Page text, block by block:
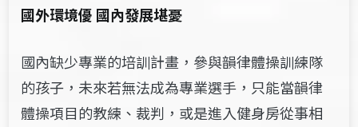
國外環境優 國內發展堪憂
國內缺少專業的培訓計畫，參與韻律體操訓練隊
的孩子，未來若無法成為專業選手，只能當韻律
體操項目的教練、裁判，或是進入健身房從事相